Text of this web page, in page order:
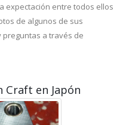
expectación entre todos ellos
de algunos de sus
preguntas a través de
Craft en Japón